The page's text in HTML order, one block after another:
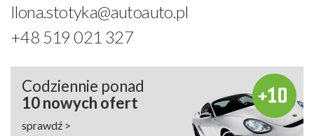
Ilona.stotyka@autoauto.pl
+48 519 021 327
Codziennie ponad
10 nowych ofert
sprawdź >